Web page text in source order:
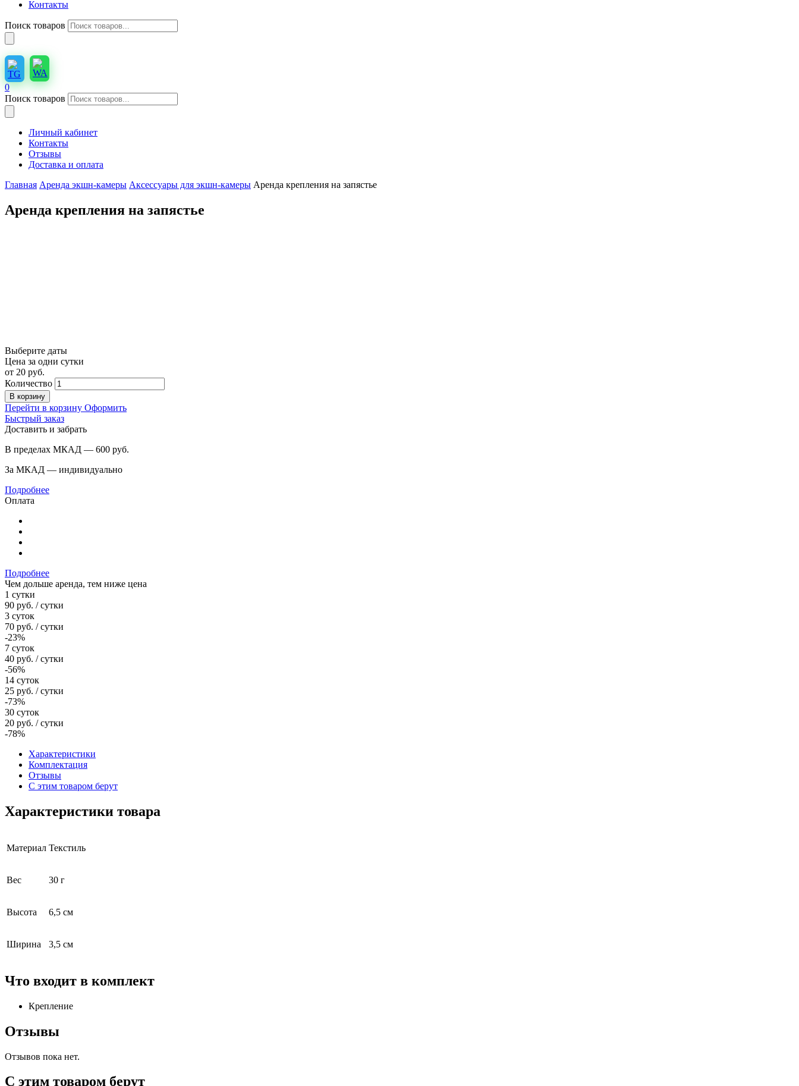
Контакты
Поиск товаров
0
Поиск товаров
Личный кабинет
Контакты
Отзывы
Доставка и оплата
Главная Аренда экшн-камеры Аксессуары для экшн-камеры Аренда крепления на запястье
Аренда крепления на запястье
Выберите даты
Цена за одни сутки
от 20 руб.
Количество
В корзину
Перейти в корзину Оформить
Быстрый заказ
Доставить и забрать
В пределах МКАД — 600 руб.
За МКАД — индивидуально
Подробнее
Оплата
Подробнее
Чем дольше аренда, тем ниже цена
1 сутки
90 руб. / сутки
3 суток
70 руб. / сутки
-23%
7 суток
40 руб. / сутки
-56%
14 суток
25 руб. / сутки
-73%
30 суток
20 руб. / сутки
-78%
Характеристики
Комплектация
Отзывы
С этим товаром берут
Характеристики товара
Материал Текстиль
Вес 30 г
Высота 6,5 см
Ширина 3,5 см
Что входит в комплект
Крепление
Отзывы
Отзывов пока нет.
С этим товаром берут